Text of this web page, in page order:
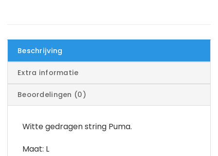
Beschrijving
Extra informatie
Beoordelingen (0)
Witte gedragen string Puma.
Maat: L